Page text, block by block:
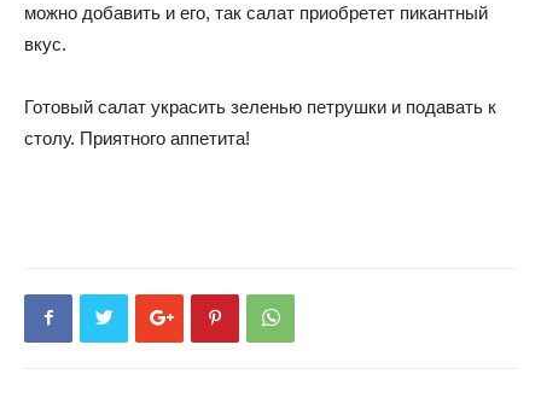
можно добавить и его, так салат приобретет пикантный
вкус.
Готовый салат украсить зеленью петрушки и подавать к
столу. Приятного аппетита!